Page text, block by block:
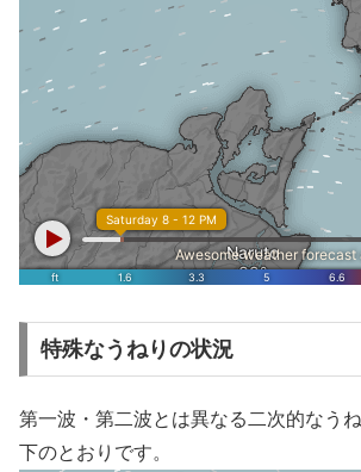
特殊なうねりの状況
第一波・第二波とは異なる二次的なう
下のとおりです。